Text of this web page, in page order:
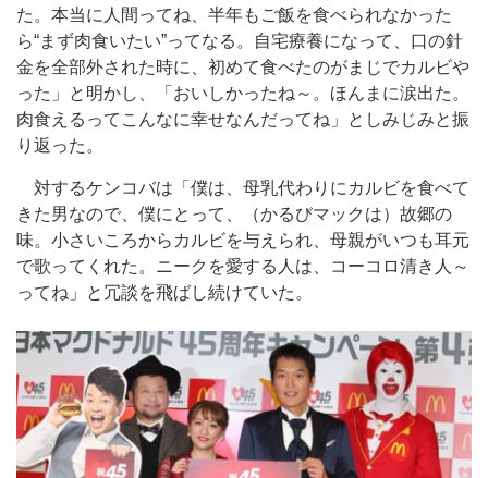
た。本当に人間ってね、半年もご飯を食べられなかった
ら“まず肉食いたい”ってなる。自宅療養になって、口の針
金を全部外された時に、初めて食べたのがまじでカルビや
った」と明かし、「おいしかったね～。ほんまに涙出た。
肉食えるってこんなに幸せなんだってね」としみじみと振
り返った。
対するケンコバは「僕は、母乳代わりにカルビを食べて
きた男なので、僕にとって、（かるびマックは）故郷の
味。小さいころからカルビを与えられ、母親がいつも耳元
で歌ってくれた。ニークを愛する人は、コーコロ清き人～
ってね」と冗談を飛ばし続けていた。